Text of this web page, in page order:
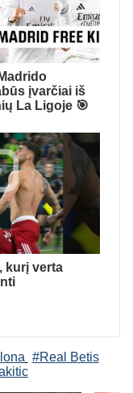
įvarčiai iš
La Ligoje 🎯
kurį verta
#Real Betis